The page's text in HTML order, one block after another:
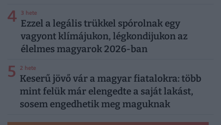
4 3 hete
Ezzel a legális trükkel spórolnak egy
vagyont klímájukon, légkondijukon az
élelmes magyarok 2026-ban
5 2 hete
Keserű jövő vár a magyar fiatalokra: több
mint felük már elengedte a saját lakást,
sosem engedhetik meg maguknak